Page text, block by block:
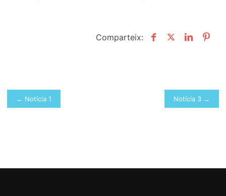
Comparteix:
Post
navigation
← Notícia 1 Notícia 3 →